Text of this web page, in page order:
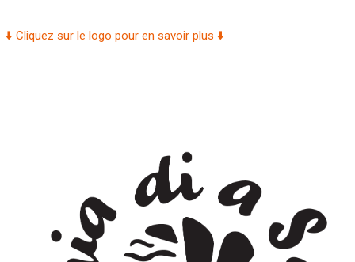
⬇️ Cliquez sur le logo pour en savoir plus ⬇️